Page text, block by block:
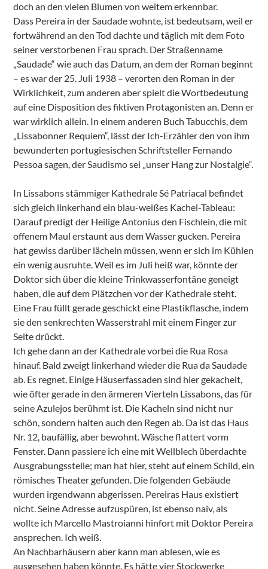
doch an den vielen Blumen von weitem erkennbar.
Dass Pereira in der Saudade wohnte, ist bedeutsam, weil er
fortwährend an den Tod dachte und täglich mit dem Foto
seiner verstorbenen Frau sprach. Der Straßenname
„Saudade“ wie auch das Datum, an dem der Roman beginnt
– es war der 25. Juli 1938 – verorten den Roman in der
Wirklichkeit, zum anderen aber spielt die Wortbedeutung
auf eine Disposition des fiktiven Protagonisten an. Denn er
war wirklich allein. In einem anderen Buch Tabucchis, dem
„Lissabonner Requiem“, lässt der Ich-Erzähler den von ihm
bewunderten portugiesischen Schriftsteller Fernando
Pessoa sagen, der Saudismo sei „unser Hang zur Nostalgie“.
In Lissabons stämmiger Kathedrale Sé Patriacal befindet
sich gleich linkerhand ein blau-weißes Kachel-Tableau:
Darauf predigt der Heilige Antonius den Fischlein, die mit
offenem Maul erstaunt aus dem Wasser gucken. Pereira
hat gewiss darüber lächeln müssen, wenn er sich im Kühlen
ein wenig ausruhte. Weil es im Juli heiß war, könnte der
Doktor sich über die kleine Trinkwasserfontäne geneigt
haben, die auf dem Plätzchen vor der Kathedrale steht.
Eine Frau füllt gerade geschickt eine Plastikflasche, indem
sie den senkrechten Wasserstrahl mit einem Finger zur
Seite drückt.
Ich gehe dann an der Kathedrale vorbei die Rua Rosa
hinauf. Bald zweigt linkerhand wieder die Rua da Saudade
ab. Es regnet. Einige Häuserfassaden sind hier gekachelt,
wie öfter gerade in den ärmeren Vierteln Lissabons, das für
seine Azulejos berühmt ist. Die Kacheln sind nicht nur
schön, sondern halten auch den Regen ab. Da ist das Haus
Nr. 12, baufällig, aber bewohnt. Wäsche flattert vorm
Fenster. Dann passiere ich eine mit Wellblech überdachte
Ausgrabungsstelle; man hat hier, steht auf einem Schild, ein
römisches Theater gefunden. Die folgenden Gebäude
wurden irgendwann abgerissen. Pereiras Haus existiert
nicht. Seine Adresse aufzuspüren, ist ebenso naiv, als
wollte ich Marcello Mastroianni hinfort mit Doktor Pereira
ansprechen. Ich weiß.
An Nachbarhäusern aber kann man ablesen, wie es
ausgesehen haben könnte. Es hätte vier Stockwerke